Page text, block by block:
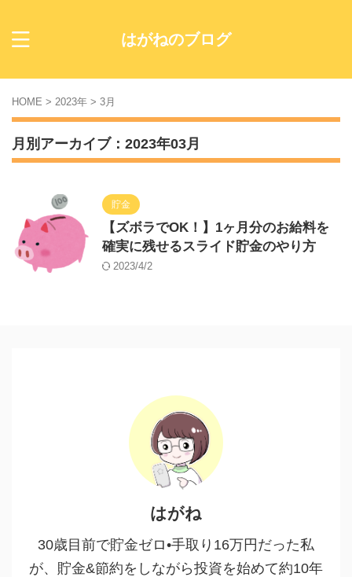
はがねのブログ
HOME > 2023年 > 3月
月別アーカイブ：2023年03月
貯金
【ズボラでOK！】1ヶ月分のお給料を
確実に残せるスライド貯金のやり方
2023/4/2
はがね
30歳目前で貯金ゼロ•手取り16万円だった私
が、貯金&節約をしながら投資を始めて約10年